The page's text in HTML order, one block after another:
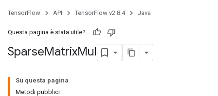
TensorFlow API TensorFlow v2.8.4 Java
Questa pagina è stata utile?
SparseMatrixMul
Su questa pagina
Metodi pubblici